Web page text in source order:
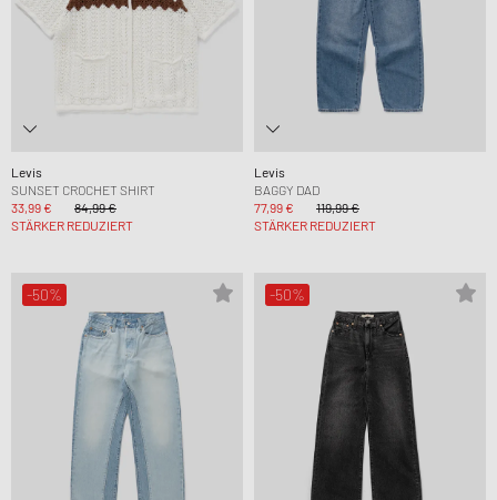
Levis
SUNSET CROCHET SHIRT
33,99 €
84,99 €
STÄRKER REDUZIERT
Levis
BAGGY DAD
77,99 €
119,99 €
STÄRKER REDUZIERT
-50% -50%